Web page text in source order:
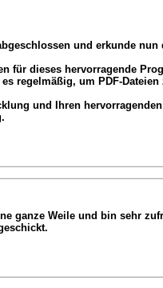
und erkunde
für dieses hervorragende
regelmäßig, um PDF-
und Ihren
ganze Weile und bin sehr